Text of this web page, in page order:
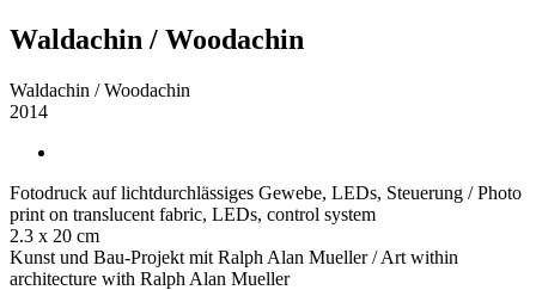
Waldachin / Woodachin
Waldachin / Woodachin
2014
Fotodruck auf lichtdurchlässiges Gewebe, LEDs, Steuerung / Photo
print on translucent fabric, LEDs, control system
2.3 x 20 cm
Kunst und Bau-Projekt mit Ralph Alan Mueller / Art within
architecture with Ralph Alan Mueller